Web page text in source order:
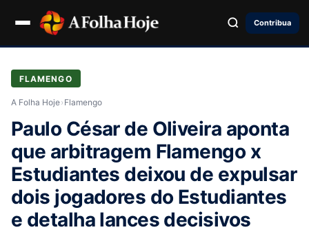
Contribua
FLAMENGO
A Folha Hoje› Flamengo
Paulo César de Oliveira aponta
que arbitragem Flamengo x
Estudiantes deixou de expulsar
dois jogadores do Estudiantes
e detalha lances decisivos